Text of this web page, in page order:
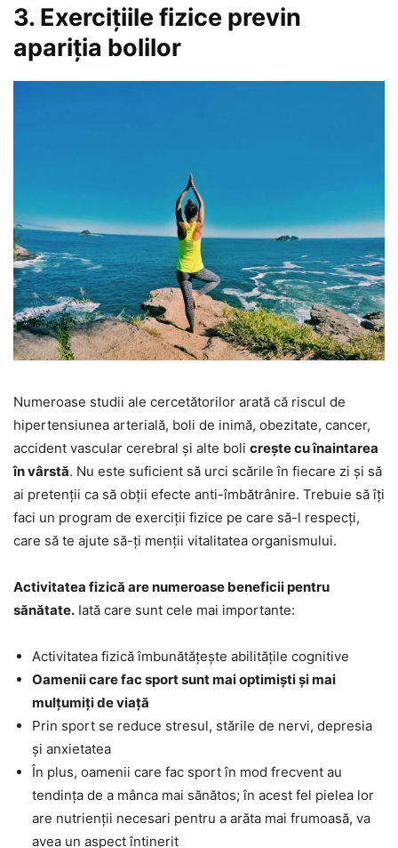
3. Exercițiile fizice previn
apariția bolilor
Numeroase studii ale cercetătorilor arată că riscul de
hipertensiunea arterială, boli de inimă, obezitate, cancer,
accident vascular cerebral și alte boli crește cu înaintarea
în vârstă. Nu este suficient să urci scările în fiecare zi și să
ai pretenții ca să obții efecte anti-îmbătrânire. Trebuie să îți
faci un program de exerciții fizice pe care să-l respecți,
care să te ajute să-ți menții vitalitatea organismului.
Activitatea fizică are numeroase beneficii pentru
sănătate. Iată care sunt cele mai importante:
Activitatea fizică îmbunătățește abilitățile cognitive
Oamenii care fac sport sunt mai optimiști și mai
mulțumiți de viață
Prin sport se reduce stresul, stările de nervi, depresia
și anxietatea
În plus, oamenii care fac sport în mod frecvent au
tendința de a mânca mai sănătos; în acest fel pielea lor
are nutrienții necesari pentru a arăta mai frumoasă, va
avea un aspect întinerit